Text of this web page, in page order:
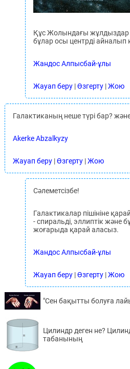
Құс Жолындағы жұлдыздар
бұлар осы центрді айналып
Жандос Алпысбай-ұлы
Жауап беру|Өзгерту|Жою
Галактиканың неше түрі бар?
Akerke Abzalkyzy
Жауап беру|Өзгерту|Жою
Сәлеметсізбе!
Галактикалар пішініне
- спиральді, эллиптік және
жоғарыда қарай аласыз.
Жандос Алпысбай-ұлы
Жауап беру|Өзгерту|Жою
"Сен бақытты болуға
Цилиндр деген не?
табанының